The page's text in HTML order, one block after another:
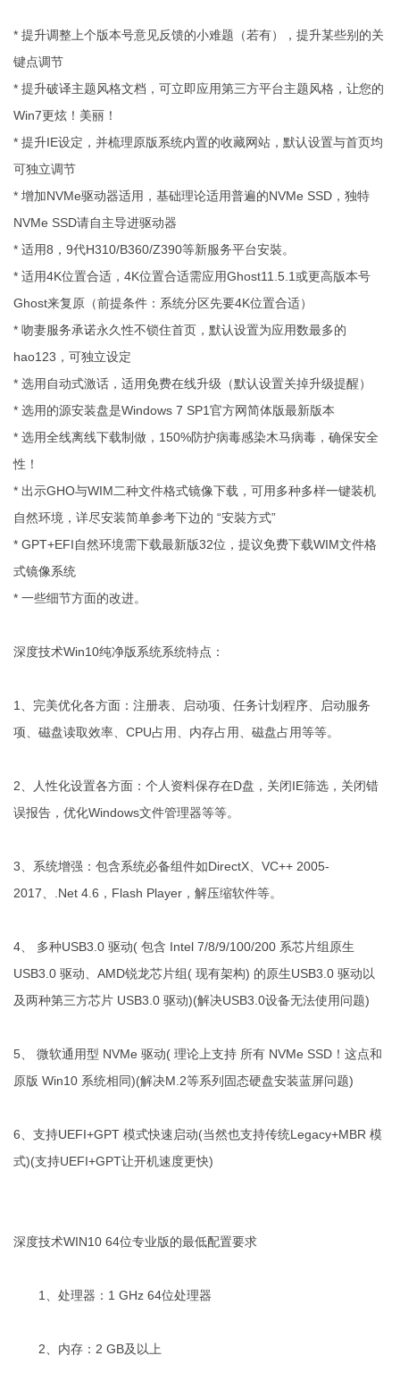
* 提升调整上个版本号意见反馈的小难题（若有），提升某些别的关
键点调节
* 提升破译主题风格文档，可立即应用第三方平台主题风格，让您的
Win7更炫！美丽！
* 提升IE设定，并梳理原版系统内置的收藏网站，默认设置与首页均
可独立调节
* 增加NVMe驱动器适用，基础理论适用普遍的NVMe SSD，独特
NVMe SSD请自主导进驱动器
* 适用8，9代H310/B360/Z390等新服务平台安裝。
* 适用4K位置合适，4K位置合适需应用Ghost11.5.1或更高版本号
Ghost来复原（前提条件：系统分区先要4K位置合适）
* 吻妻服务承诺永久性不锁住首页，默认设置为应用数最多的
hao123，可独立设定
* 选用自动式激话，适用免费在线升级（默认设置关掉升级提醒）
* 选用的源安装盘是Windows 7 SP1官方网简体版最新版本
* 选用全线离线下载制做，150%防护病毒感染木马病毒，确保安全
性！
* 出示GHO与WIM二种文件格式镜像下载，可用多种多样一键装机
自然环境，详尽安装简单参考下边的 “安裝方式”
* GPT+EFI自然环境需下载最新版32位，提议免费下载WIM文件格
式镜像系统
* 一些细节方面的改进。
深度技术Win10纯净版系统系统特点：
1、完美优化各方面：注册表、启动项、任务计划程序、启动服务
项、磁盘读取效率、CPU占用、内存占用、磁盘占用等等。
2、人性化设置各方面：个人资料保存在D盘，关闭IE筛选，关闭错
误报告，优化Windows文件管理器等等。
3、系统增强：包含系统必备组件如DirectX、VC++ 2005-
2017、.Net 4.6，Flash Player，解压缩软件等。
4、 多种USB3.0 驱动( 包含 Intel 7/8/9/100/200 系芯片组原生
USB3.0 驱动、AMD锐龙芯片组( 现有架构) 的原生USB3.0 驱动以
及两种第三方芯片 USB3.0 驱动)(解决USB3.0设备无法使用问题)
5、 微软通用型 NVMe 驱动( 理论上支持 所有 NVMe SSD！这点和
原版 Win10 系统相同)(解决M.2等系列固态硬盘安装蓝屏问题)
6、支持UEFI+GPT 模式快速启动(当然也支持传统Legacy+MBR 模
式)(支持UEFI+GPT让开机速度更快)
深度技术WIN10 64位专业版的最低配置要求
1、处理器：1 GHz 64位处理器
2、内存：2 GB及以上